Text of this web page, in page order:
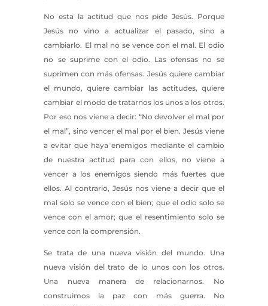
No esta la actitud que nos pide Jesús. Porque
Jesús no vino a actualizar el pasado, sino a
cambiarlo. El mal no se vence con el mal. El odio
no se suprime con el odio. Las ofensas no se
suprimen con más ofensas. Jesús quiere cambiar
el mundo, quiere cambiar las actitudes, quiere
cambiar el modo de tratarnos los unos a los otros.
Por eso nos viene a decir: “No devolver el mal por
el mal”, sino vencer el mal por el bien. Jesús viene
a evitar que haya enemigos mediante el cambio
de nuestra actitud para con ellos, no viene a
vencer a los enemigos siendo más fuertes que
ellos. Al contrario, Jesús nos viene a decir que el
mal solo se vence con el bien; que el odio solo se
vence con el amor; que el resentimiento solo se
vence con la comprensión.
Se trata de una nueva visión del mundo. Una
nueva visión del trato de lo unos con los otros.
Una nueva manera de relacionarnos. No
construimos la paz con más guerra. No